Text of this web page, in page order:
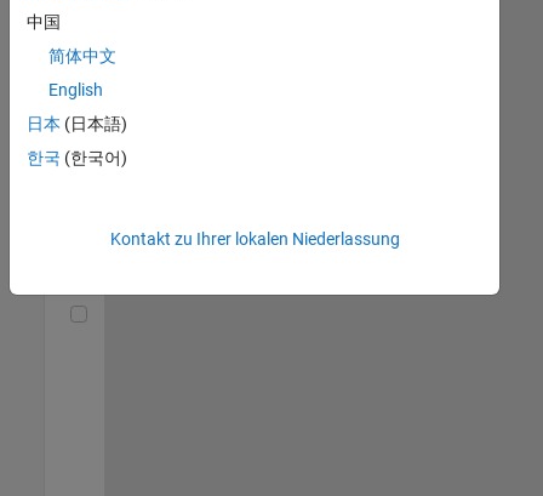
Senior Utilities and Energy Market Developer (m/f/d)
and Energy
Market
Developer
Marketing |
中国
简体中文
English
日本 (日本語)
한국 (한국어)
Kontakt zu Ihrer lokalen Niederlassung